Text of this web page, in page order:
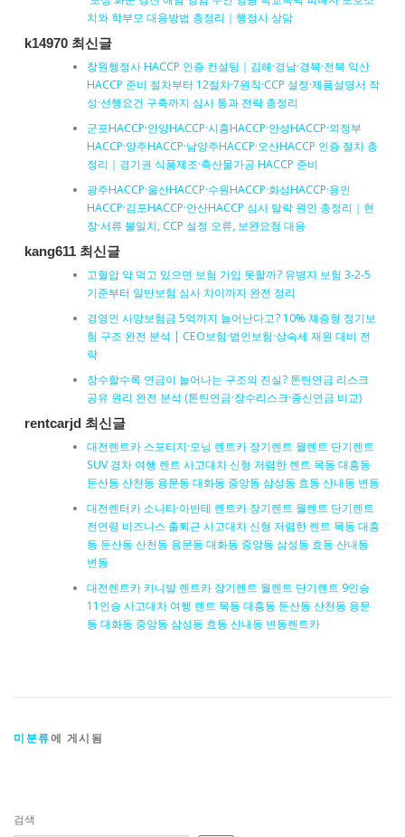
치와 학부모 대응방법 총정리｜행정사 상담
k14970 최신글
창원행정사 HACCP 인증 컨설팅｜김해·경남·경북·전북 익산
HACCP 준비 절차부터 12절차·7원칙·CCP 설정·제품설명서 작
성·선행요건 구축까지 심사 통과 전략 총정리
군포HACCP·안양HACCP·시흥HACCP·안성HACCP·의정부
HACCP·양주HACCP·남양주HACCP·오산HACCP 인증 절차 총
정리｜경기권 식품제조·축산물가공 HACCP 준비
광주HACCP·울산HACCP·수원HACCP·화성HACCP·용인
HACCP·김포HACCP·안산HACCP 심사 탈락 원인 총정리｜현
장·서류 불일치, CCP 설정 오류, 보완요청 대응
kang611 최신글
고혈압 약 먹고 있으면 보험 가입 못할까? 유병자 보험 3-2-5
기준부터 일반보험 심사 차이까지 완전 정리
경영인 사망보험금 5억까지 늘어난다고? 10% 체증형 정기보
험 구조 완전 분석 | CEO보험·법인보험·상속세 재원 대비 전
략
장수할수록 연금이 늘어나는 구조의 진실? 톤틴연금 리스크
공유 원리 완전 분석 (톤틴연금·장수리스크·종신연금 비교)
rentcarjd 최신글
대전렌트카 스포티지·모닝 렌트카 장기렌트 월렌트 단기렌트
SUV 경차 여행 렌트 사고대차 신형 저렴한 렌트 목동 대흥동
둔산동 산천동 용문동 대화동 중앙동 삼성동 효동 산내동 변동
대전렌터카 소나타·아반테 렌트카 장기렌트 월렌트 단기렌트
전연령 비즈니스 출퇴근 사고대차 신형 저렴한 렌트 목동 대흥
동 둔산동 산천동 용문동 대화동 중앙동 삼성동 효동 산내동
변동
대전렌트카 카니발 렌트카 장기렌트 월렌트 단기렌트 9인승
11인승 사고대차 여행 렌트 목동 대흥동 둔산동 산천동 용문
동 대화동 중앙동 삼성동 효동 산내동 변동렌트카
미분류에 게시됨
검색